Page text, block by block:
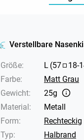
Verstellbare
Größe: L (57 18-
Farbe:
Matt Grau
Gewicht:
25g
Material:
Metall
Form:
Rechteckig
Typ:
Halbrand